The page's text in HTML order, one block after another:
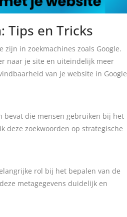
Tips en Tricks
in zoekmachines zoals Google.
naar je site en uiteindelijk meer
van je website in Google
bevat die mensen gebruiken bij het
deze zoekwoorden op strategische
rol bij het bepalen van de
metagegevens duidelijk en